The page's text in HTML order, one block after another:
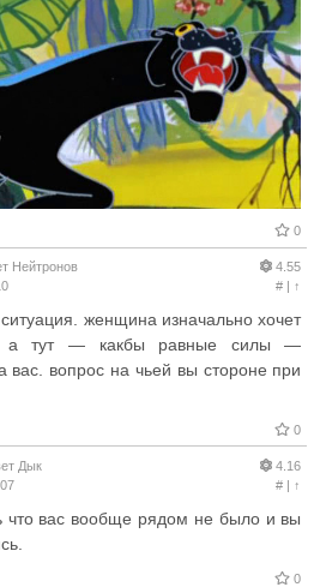
0
Нейтронов
4.55
#| ↑
женщина изначально хочет
а тут — какбы равные силы —
вас. вопрос на чьей вы стороне при
0
Дык
4.16
#| ↑
что вас вообще рядом не было и вы
0